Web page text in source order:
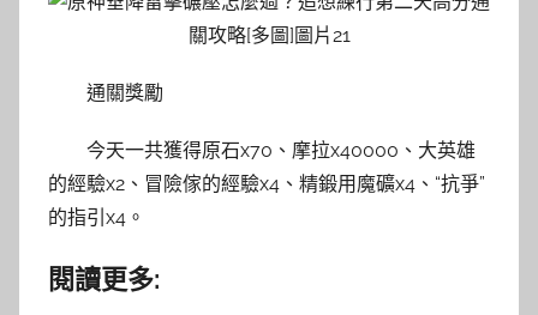
通關獎勵
今天一共獲得原石x70、摩拉x40000、大英雄
的經驗x2、冒險傢的經驗x4、精鍛用魔礦x4、“抗爭”
的指引x4。
閱讀更多: